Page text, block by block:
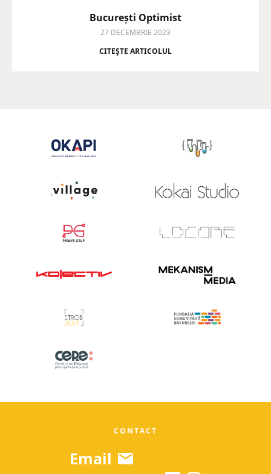
București Optimist
27 DECEMBRIE 2023
CITEŞTE ARTICOLUL
CONTACT
Email